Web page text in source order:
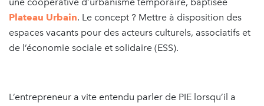
Plateau Urbain. Le concept ? Mettre à disposition des
espaces vacants pour des acteurs culturels, associatifs et
de l’économie sociale et solidaire (ESS).
L’entrepreneur a vite entendu parler de PIE lorsqu’il a